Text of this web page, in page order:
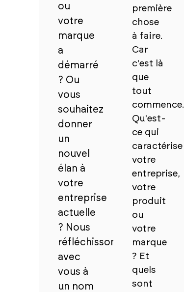
ou
votre
marque
a
démarré
? Ou
vous
souhaitez
donner
un
nouvel
élan à
votre
entreprise
actuelle
? Nous
réfléchissons
avec
vous à
un nom
première
chose
à faire.
Car
c'est là
que
tout
commence.
Qu'est-
ce qui
caractérise
votre
entreprise,
votre
produit
ou
votre
marque
? Et
quels
sont